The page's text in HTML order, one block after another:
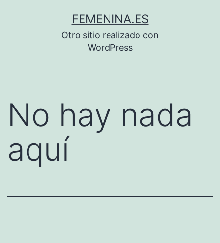
FEMENINA.ES
Otro sitio realizado con
WordPress
No hay nada
aquí